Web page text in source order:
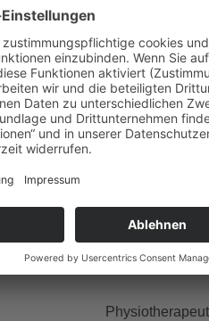
Fachgebieten speziell
dass jede Behandlung
Hossein
Physiotherapeut